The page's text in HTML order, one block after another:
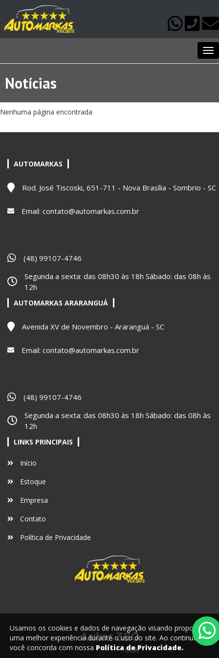
Usamos os cookies e dados de navegação visando proporcionar
uma melhor experiência durante o uso do site. Ao continuar,
você concorda com nossa Política de Privacidade.
Notícias
Nenhuma página encontrada
AUTOMARKAS
Rod. José Tiscoski, 651-711 - Nova Brasília - Sombrio - SC
Email: contato@automarkas.com.br
(48) 99107-4746
Segunda a sexta: das 08h30 às 18h Sábado: das 08h às
12h
AUTOMARKAS ARARANGUÁ
Avenida XV de Novembro - Araranguá - SC
Email: contato@automarkas.com.br
(48) 99107-4746
Segunda a sexta: das 08h30 às 18h Sábado: das 08h às
12h
LINKS PRINCIPAIS
Início
Estoque
Empresa
Contato
Política de Privacidade